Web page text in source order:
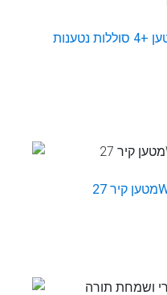
מטען +4 סוללות נטענות Panasonic Eneloop AA 1900